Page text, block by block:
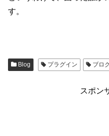
す。
Blog プラグイン ブロ
スポン